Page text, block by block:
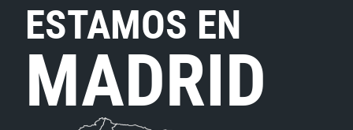
ESTAMOS EN
MADRID